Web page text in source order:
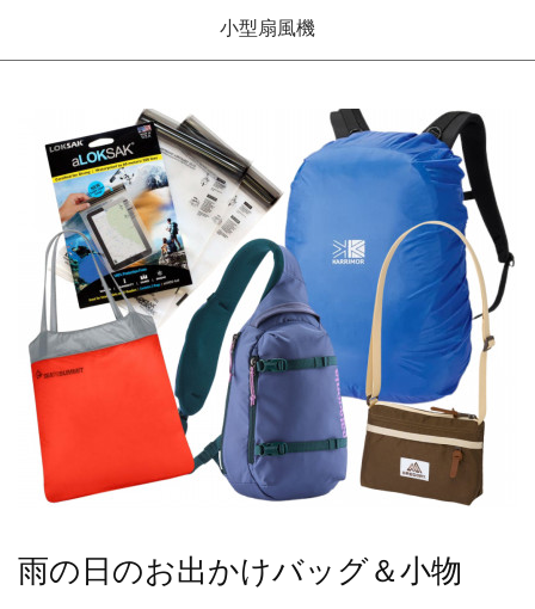
小型扇風機
雨の日のお出かけバッグ＆小物